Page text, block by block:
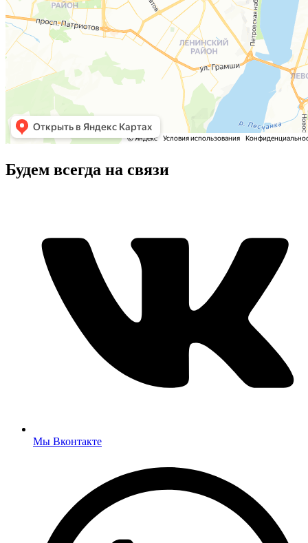
Будем всегда на связи
Мы Вконтакте